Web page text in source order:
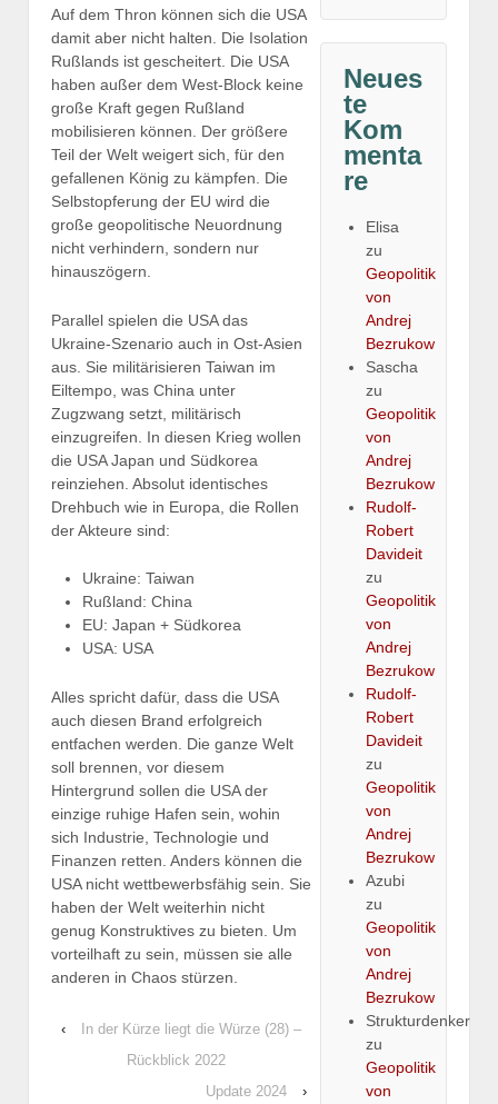
Auf dem Thron können sich die USA
damit aber nicht halten. Die Isolation
Rußlands ist gescheitert. Die USA
haben außer dem West-Block keine
große Kraft gegen Rußland
mobilisieren können. Der größere
Teil der Welt weigert sich, für den
gefallenen König zu kämpfen. Die
Selbstopferung der EU wird die
große geopolitische Neuordnung
nicht verhindern, sondern nur
hinauszögern.
Parallel spielen die USA das
Ukraine-Szenario auch in Ost-Asien
aus. Sie militärisieren Taiwan im
Eiltempo, was China unter
Zugzwang setzt, militärisch
einzugreifen. In diesen Krieg wollen
die USA Japan und Südkorea
reinziehen. Absolut identisches
Drehbuch wie in Europa, die Rollen
der Akteure sind:
Ukraine: Taiwan
Rußland: China
EU: Japan + Südkorea
USA: USA
Alles spricht dafür, dass die USA
auch diesen Brand erfolgreich
entfachen werden. Die ganze Welt
soll brennen, vor diesem
Hintergrund sollen die USA der
einzige ruhige Hafen sein, wohin
sich Industrie, Technologie und
Finanzen retten. Anders können die
USA nicht wettbewerbsfähig sein. Sie
haben der Welt weiterhin nicht
genug Konstruktives zu bieten. Um
vorteilhaft zu sein, müssen sie alle
anderen in Chaos stürzen.
‹
In der Kürze liegt die Würze (28) –
Rückblick 2022
Update 2024
›
Neues
te
Kom
menta
re
Elisa
zu
Geopolitik
von
Andrej
Bezrukow
Sascha
zu
Geopolitik
von
Andrej
Bezrukow
Rudolf-
Robert
Davideit
zu
Geopolitik
von
Andrej
Bezrukow
Rudolf-
Robert
Davideit
zu
Geopolitik
von
Andrej
Bezrukow
Azubi
zu
Geopolitik
von
Andrej
Bezrukow
Strukturdenker
zu
Geopolitik
von